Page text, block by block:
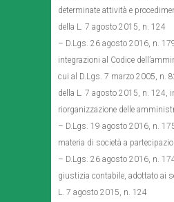
determinate attività e
della L. 7 agosto 2015, n. 124
– D.Lgs. 26 agosto 2016, n.
integrazioni al Codice
cui al D.Lgs. 7 marzo 2005, n.
della L. 7 agosto 2015, n. 124,
riorganizzazione delle
– D.Lgs. 19 agosto 2016, n.
materia di società a
– D.Lgs. 26 agosto 2016, n.
giustizia contabile, adottato ai
L. 7 agosto 2015, n. 124